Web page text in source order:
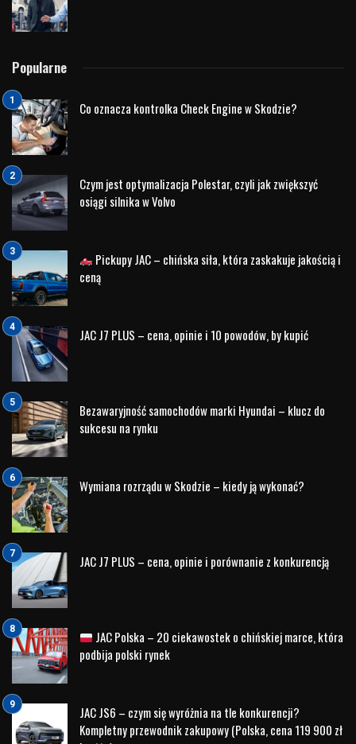
Ducha
założyciel grupy Virgin, to kolejny znany ambasador marki
Land Rover. Jego pionierski duch, pasja do odkrywania
nowych możliwości i nieustająca chęć przekraczania granic
doskonale oddają ducha marki Land Rover, która od lat
inspiruje ludzi do eksploracji i zdobywania nowych wyzwań.
Richard Branson wielokrotnie wyrażał swoje uznanie dla
marki Land Rover, podkreślając nie tylko jej doskonałe
właściwości terenowe, ale także prestiż i styl, który
reprezentuje.
4. Zara Tindall: Pasja do Sportu i Przygody
Zara Tindall, brytyjska jeźdźczyni, medalistka olimpijska i
członkini brytyjskiej rodziny królewskiej, również jest
związana z marką Land Rover jako jej ambasadorka. Jej
pasja do sportu, przygody i aktywnego trybu życia idealnie
wpisuje się w filozofię marki, która promuje zdrowy tryb
życia, aktywność fizyczną i eksplorację. Zara Tindall często
uczestniczy w wydarzeniach sportowych i imprezach,
gdzie promuje pojazdy Land Rovera, co sprawia, że marka
ta staje się jeszcze bardziej bliska sercom miłośników
sportu i aktywności na świeżym powietrzu.
Podsumowanie
Słynni ambasadorowie marki Land Rover, tak jak Bear Grylls,
Victoria Beckham, Richard Branson czy Zara Tindall, są nie
tylko twarzami marki, ale także ikonami stylu, przygody i
pionierskiego ducha. Ich pasja, determinacja i prestiżowy
styl życia doskonale oddają wartości, które od lat promuje